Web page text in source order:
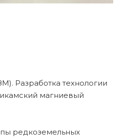
Разработка технологии
магниевый
редкоземельных